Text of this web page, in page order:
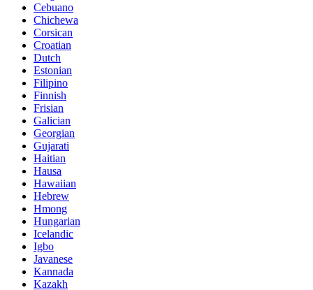
Cebuano
Chichewa
Corsican
Croatian
Dutch
Estonian
Filipino
Finnish
Frisian
Galician
Georgian
Gujarati
Haitian
Hausa
Hawaiian
Hebrew
Hmong
Hungarian
Icelandic
Igbo
Javanese
Kannada
Kazakh